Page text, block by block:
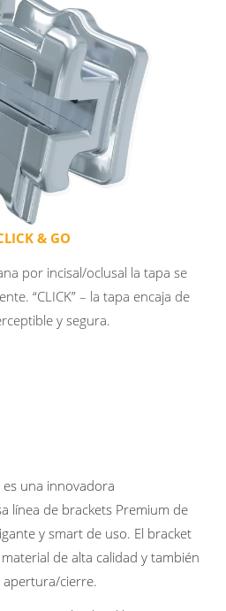
& GO
por incisal/oclusal la tapa se
“CLICK” – la tapa encaja de
y segura.
& GO
es una innovadora
línea de brackets Premium de
y smart de uso. El bracket
de alta calidad y también
apertura/cierre.